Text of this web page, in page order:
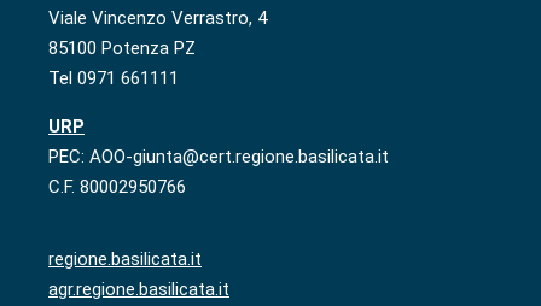
Viale Vincenzo Verrastro, 4
85100 Potenza PZ
Tel 0971 661111
URP
PEC: AOO-giunta@cert.regione.basilicata.it
C.F. 80002950766
regione.basilicata.it
agr.regione.basilicata.it